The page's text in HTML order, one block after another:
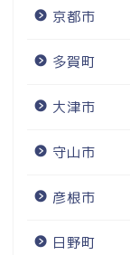
京都市
多賀町
大津市
守山市
彦根市
日野町